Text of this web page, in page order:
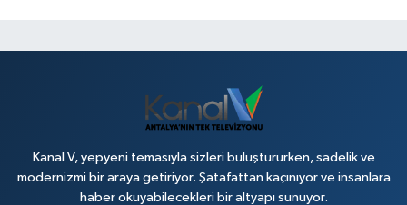
Kanal V, yepyeni temasıyla sizleri buluştururken, sadelik ve
modernizmi bir araya getiriyor. Şatafattan kaçınıyor ve insanlara
haber okuyabilecekleri bir altyapı sunuyor.